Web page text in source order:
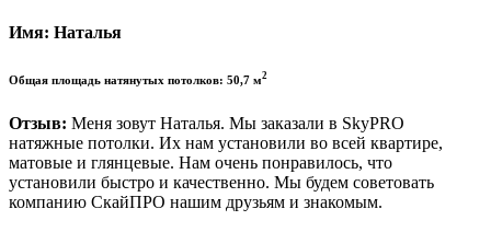
Имя: Наталья
Общая площадь натянутых потолков: 50,7 м2
Отзыв: Меня зовут Наталья. Мы заказали в SkyPRO
натяжные потолки. Их нам установили во всей квартире,
матовые и глянцевые. Нам очень понравилось, что
установили быстро и качественно. Мы будем советовать
компанию СкайПРО нашим друзьям и знакомым.